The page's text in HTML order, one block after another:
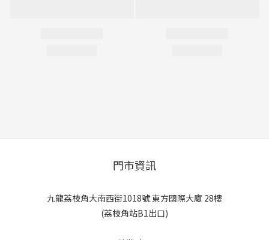
門市資訊
九龍荔枝角大南西街1018號 東方國際大廈 28樓
(荔枝角站B1出口)